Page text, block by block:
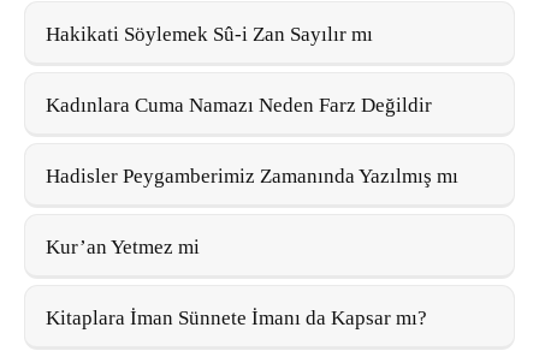
Hakikati Söylemek Sû-i Zan Sayılır mı
Kadınlara Cuma Namazı Neden Farz Değildir
Hadisler Peygamberimiz Zamanında Yazılmış mı
Kur’an Yetmez mi
Kitaplara İman Sünnete İmanı da Kapsar mı?